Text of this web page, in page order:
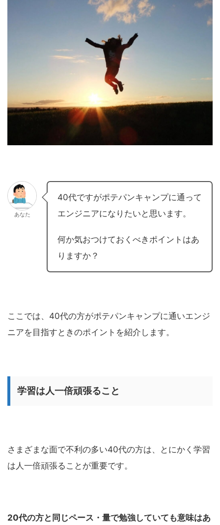
あなた
40代ですがポテパンキャンプに通って
エンジニアになりたいと思います。
何か気おつけておくべきポイントはあ
りますか？
ここでは、40代の方がポテパンキャンプに通いエンジ
ニアを目指すときのポイントを紹介します。
学習は人一倍頑張ること
さまざまな面で不利の多い40代の方は、とにかく学習
は人一倍頑張ることが重要です。
20代の方と同じペース・量で勉強していても意味はあ